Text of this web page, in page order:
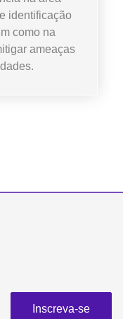
identificação
como na
ameaças
Inscreva-se